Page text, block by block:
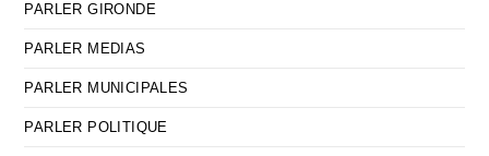
PARLER GIRONDE
PARLER MEDIAS
PARLER MUNICIPALES
PARLER POLITIQUE